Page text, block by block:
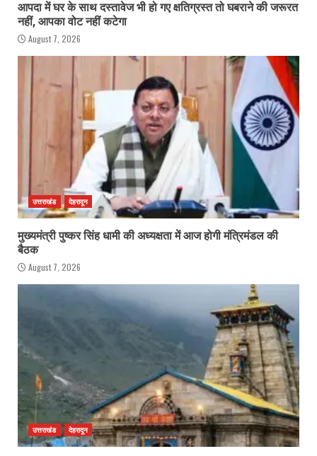
आपदा में घर के साथ दस्तावेज भी हो गए क्षतिग्रस्त तो घबराने की जरूरत
नहीं, आपका वोट नहीं कटेगा
August 7, 2026
उत्तराखंड देहरादून
मुख्यमंत्री पुष्कर सिंह धामी की अध्यक्षता में आज होगी मंत्रिमंडल की
बैठक
August 7, 2026
उत्तराखंड देहरादून